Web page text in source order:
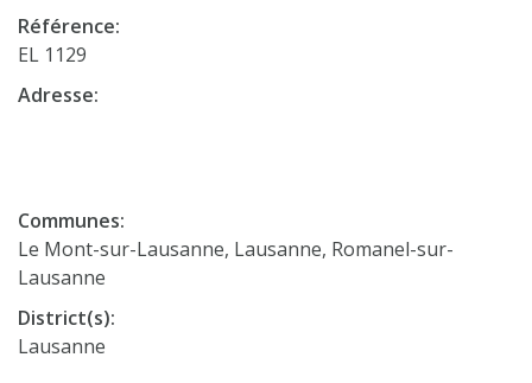
Référence:
EL 1129
Adresse:
Communes:
Le Mont-sur-Lausanne, Lausanne, Romanel-sur-
Lausanne
District(s):
Lausanne